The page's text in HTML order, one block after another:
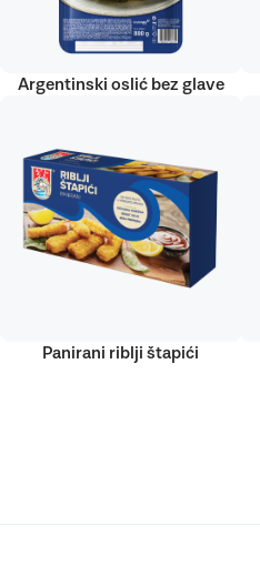
Argentinski oslić bez glave
Panirani riblji štapići